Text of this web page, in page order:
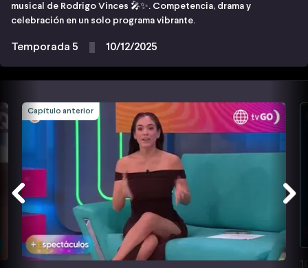
musical de Rodrigo Vinces 🎤✨. Competencia, drama y
celebración en un solo programa vibrante.
Temporada 5 10/12/2025
Capítulo anterior